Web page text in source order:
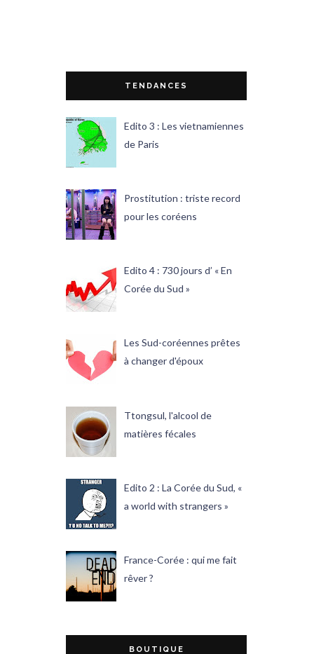
TENDANCES
Edito 3 : Les vietnamiennes
de Paris
Prostitution : triste record
pour les coréens
Edito 4 : 730 jours d’ « En
Corée du Sud »
Les Sud-coréennes prêtes
à changer d'époux
Ttongsul, l'alcool de
matières fécales
Edito 2 : La Corée du Sud, «
a world with strangers »
France-Corée : qui me fait
rêver ?
BOUTIQUE